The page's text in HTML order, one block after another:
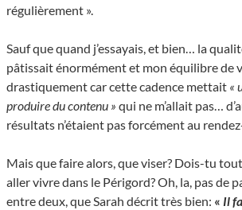
régulièrement ».
Sauf que quand j’essayais, et bien… la
pâtissait énormément et mon équilibre de
drastiquement car cette cadence mettait «
produire du contenu » qui ne m’allait pas…
résultats n’étaient pas forcément au
Mais que faire alors, que viser? Dois-tu
aller vivre dans le Périgord? Oh, la, pas de
entre deux, que Sarah décrit très bien: « Il